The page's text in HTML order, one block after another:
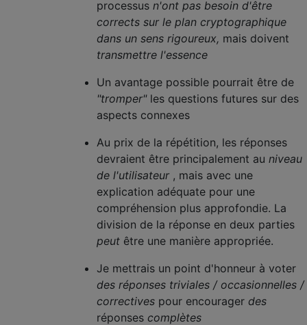
processus n'ont pas besoin d'être
corrects sur le plan cryptographique
dans un sens rigoureux, mais doivent
transmettre l'essence
Un avantage possible pourrait être de
"tromper"les questions futures sur des
aspects connexes
Au prix de la répétition, les réponses
devraient être principalement au niveau
de l'utilisateur , mais avec une
explication adéquate pour une
compréhension plus approfondie. La
division de la réponse en deux parties
peut être une manière appropriée.
Je mettrais un point d'honneur à voter
des réponses triviales / occasionnelles /
correctives pour encourager des
réponses complètes